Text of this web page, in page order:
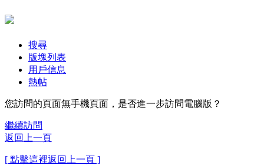
搜尋
版塊列表
用戶信息
熱帖
您訪問的頁面無手機頁面，是否進一步訪問電腦版？
繼續訪問
返回上一頁
[ 點擊這裡返回上一頁 ]